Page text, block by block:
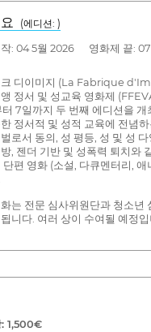
(에디션: )
작: 04 5월 2026 영화제 끝:
크 디이미지 (La Fabrique
정서 및 성교육 영화제
7일까지 두 번째 에디션을 개
정서적 및 성적 교육에 전념
로서 동의, 성 평등, 성 및 성
, 젠더 기반 및 성폭력 퇴치와
단편 영화 (소설, 다큐멘터리, 애
는 전문 심사위원단과 청소년
니다. 여러 상이 수여될 예정입
: 1,500€